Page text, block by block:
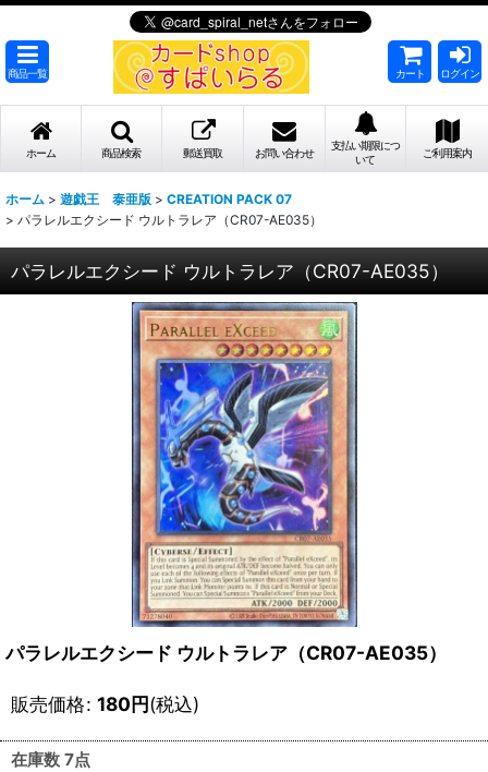
商品一覧 カート ログイン
ホーム 商品検索 郵送買取 お問い合わせ
支払い期限につ
いて
ご利用案内
ホーム > 遊戯王 泰亜版 > CREATION PACK 07
> パラレルエクシード ウルトラレア（CR07-AE035）
パラレルエクシード ウルトラレア（CR07-AE035）
パラレルエクシード ウルトラレア（CR07-AE035）
販売価格: 180円(税込)
在庫数 7点